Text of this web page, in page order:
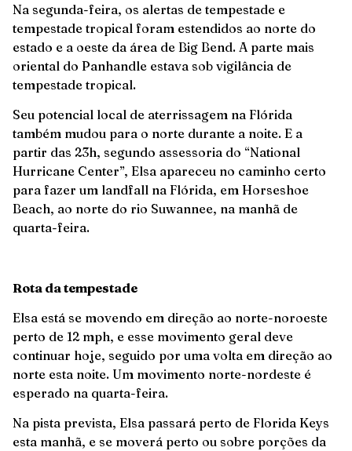
Na segunda-feira, os alertas de tempestade e
tempestade tropical foram estendidos ao norte do
estado e a oeste da área de Big Bend. A parte mais
oriental do Panhandle estava sob vigilância de
tempestade tropical.
Seu potencial local de aterrissagem na Flórida
também mudou para o norte durante a noite. E a
partir das 23h, segundo assessoria do “National
Hurricane Center”, Elsa apareceu no caminho certo
para fazer um landfall na Flórida, em Horseshoe
Beach, ao norte do rio Suwannee, na manhã de
quarta-feira.
Rota da tempestade
Elsa está se movendo em direção ao norte-noroeste
perto de 12 mph, e esse movimento geral deve
continuar hoje, seguido por uma volta em direção ao
norte esta noite. Um movimento norte-nordeste é
esperado na quarta-feira.
Na pista prevista, Elsa passará perto de Florida Keys
esta manhã, e se moverá perto ou sobre porções da